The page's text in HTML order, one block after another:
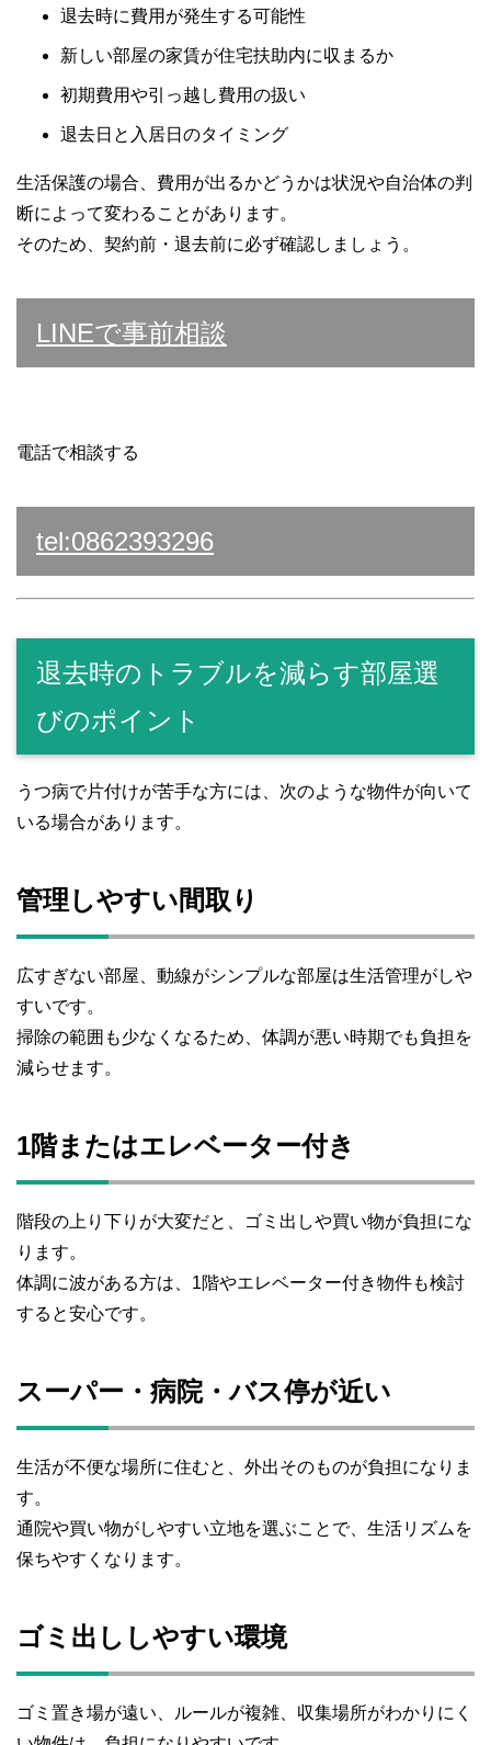
退去時に費用が発生する可能性
新しい部屋の家賃が住宅扶助内に収まるか
初期費用や引っ越し費用の扱い
退去日と入居日のタイミング
生活保護の場合、費用が出るかどうかは状況や自治体の判
断によって変わることがあります。
そのため、契約前・退去前に必ず確認しましょう。
LINEで事前相談
電話で相談する
tel:0862393296
退去時のトラブルを減らす部屋選
びのポイント
うつ病で片付けが苦手な方には、次のような物件が向いて
いる場合があります。
管理しやすい間取り
広すぎない部屋、動線がシンプルな部屋は生活管理がしや
すいです。
掃除の範囲も少なくなるため、体調が悪い時期でも負担を
減らせます。
1階またはエレベーター付き
階段の上り下りが大変だと、ゴミ出しや買い物が負担にな
ります。
体調に波がある方は、1階やエレベーター付き物件も検討
すると安心です。
スーパー・病院・バス停が近い
生活が不便な場所に住むと、外出そのものが負担になりま
す。
通院や買い物がしやすい立地を選ぶことで、生活リズムを
保ちやすくなります。
ゴミ出ししやすい環境
ゴミ置き場が遠い、ルールが複雑、収集場所がわかりにく